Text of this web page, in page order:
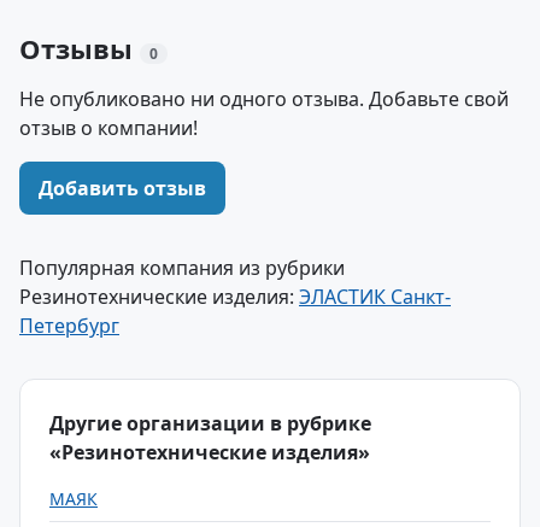
Отзывы 0
Не опубликовано ни одного отзыва. Добавьте свой
отзыв о компании!
Добавить отзыв
Популярная компания из рубрики
Резинотехнические изделия: ЭЛАСТИК Санкт-
Петербург
Другие организации в рубрике
«Резинотехнические изделия»
МАЯК